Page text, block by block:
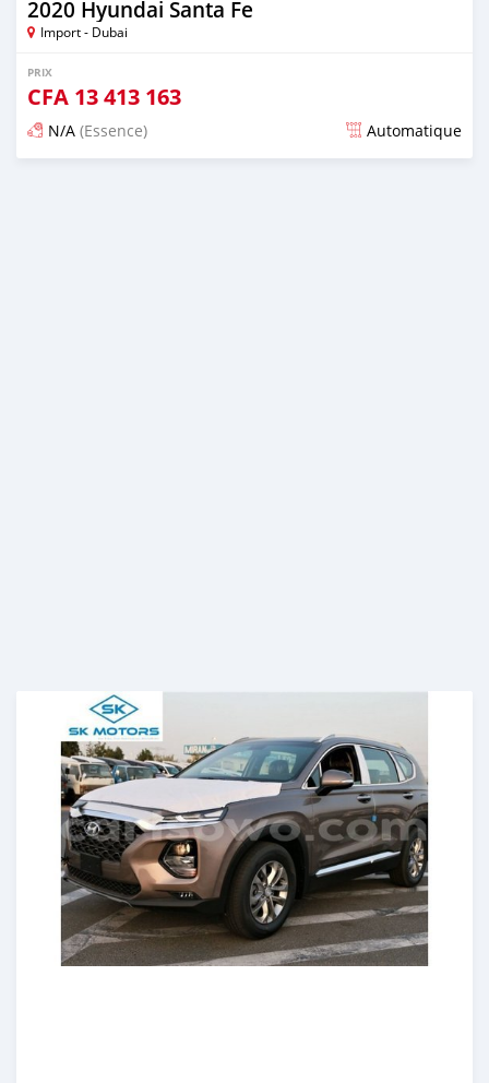
2020 Hyundai Santa Fe
Import - Dubai
PRIX
CFA 13 413 163
N/A (Essence) Automatique